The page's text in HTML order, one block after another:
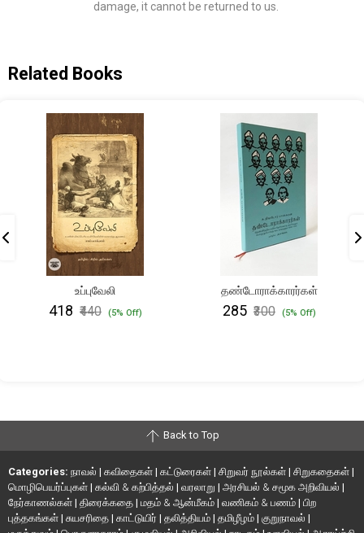
damage, it cannot be returned to us.
Related Books
உப்புவேலி
₹418 ₹440 (5% Off)
தண்டோராக்காரர்கள்
₹285 ₹300 (5% Off)
Back to Top
Categories: நாவல் | கவிதைகள் | கட்டுரைகள் | சிறுவர் நூல்கள் | சிறுகதைகள் |
மொழிபெயர்ப்புகள் | கல்வி & கற்பித்தல் | வரலாறு | அரசியல் & சமூக அறிவியல் |
நேர்காணல்கள் | திரைக்கதை | மதம் & ஆன்மீகம் | வணிகம் & பணம் | பிற
புத்தகங்கள் | சுயசரிதை | காட்டுயிர் | தலித்தியம் | தமிழீழம் | குறுநாவல் |